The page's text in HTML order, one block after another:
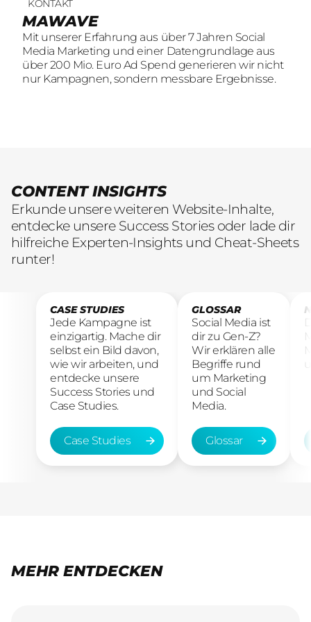
KONTAKT
MAWAVE
Mit unserer Erfahrung aus über 7 Jahren Social
Media Marketing und einer Datengrundlage aus
über 200 Mio. Euro Ad Spend generieren wir nicht
nur Kampagnen, sondern messbare Ergebnisse.
UNSERE LEISTUNGEN
SOCIAL LEAD AGENTUR
Mit unserer Erfahrung aus über 7 Jahren Social
Media Marketing und einer Datengrundlage aus
über 200 Mio. Euro Ad Spend generieren wir nicht
nur Kampagnen, sondern messbare Ergebnisse.
23 offene Stellen
KOMM INS TEAM
Wir sind auf der Suche nach motivierten und
engagierten Menschen, die mit kreativen Ideen
und LeidenschaftConsumer Brands auf Social
übersetzen.
CONTENT INSIGHTS
Erkunde unsere weiteren Website-Inhalte,
entdecke unsere Success Stories oder lade dir
hilfreiche Experten-Insights und Cheat-Sheets
runter!
CASE STUDIES
Jede Kampagne ist
einzigartig. Mache dir
selbst ein Bild davon,
wie wir arbeiten, und
entdecke unsere
Success Stories und
Case Studies.
Case Studies
Case Studies
GLOSSAR
Social Media ist
dir zu Gen-Z?
Wir erklären alle
Begriffe rund
um Marketing
und Social
Media.
Glossar
Glossar
MEHR ENTDECKEN